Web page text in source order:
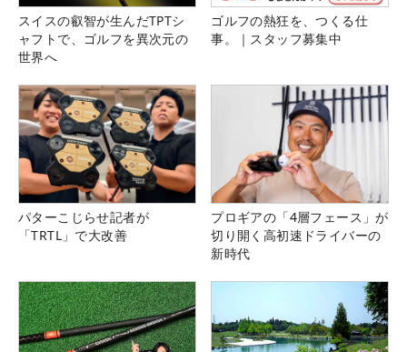
スイスの叡智が生んだTPTシ
ャフトで、ゴルフを異次元の
世界へ
ゴルフの熱狂を、つくる仕
事。｜スタッフ募集中
パターこじらせ記者が
「TRTL」で大改善
プロギアの「4層フェース」が
切り開く高初速ドライバーの
新時代